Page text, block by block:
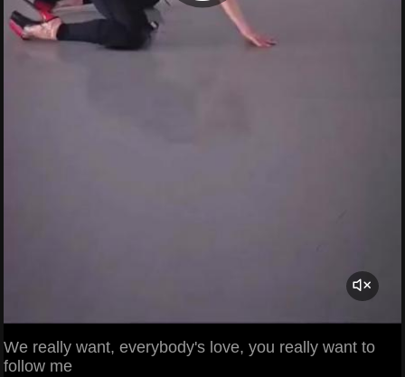
We really want, everybody's love, you really want to
follow me